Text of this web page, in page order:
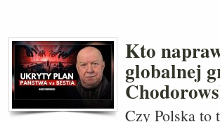
Kto
globalnej
Czy Polska to